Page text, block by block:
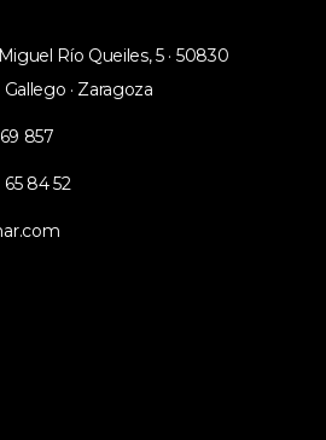
Río Queiles, 5 · 50830
· Zaragoza
857
84 52